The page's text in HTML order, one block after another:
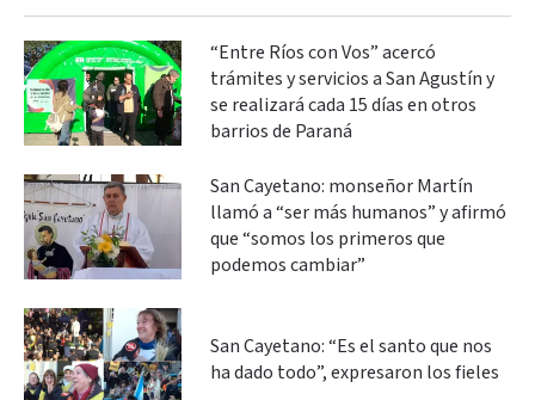
“Entre Ríos con Vos” acercó
trámites y servicios a San Agustín y
se realizará cada 15 días en otros
barrios de Paraná
San Cayetano: monseñor Martín
llamó a “ser más humanos” y afirmó
que “somos los primeros que
podemos cambiar”
San Cayetano: “Es el santo que nos
ha dado todo”, expresaron los fieles